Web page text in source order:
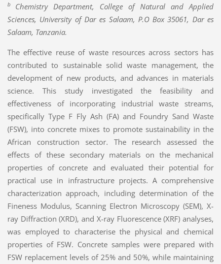
b Chemistry Department, College of Natural and Applied
Sciences, University of Dar es Salaam, P.O Box 35061, Dar es
Salaam, Tanzania.
The effective reuse of waste resources across sectors has
contributed to sustainable solid waste management, the
development of new products, and advances in materials
science. This study investigated the feasibility and
effectiveness of incorporating industrial waste streams,
specifically Type F Fly Ash (FA) and Foundry Sand Waste
(FSW), into concrete mixes to promote sustainability in the
African construction sector. The research assessed the
effects of these secondary materials on the mechanical
properties of concrete and evaluated their potential for
practical use in infrastructure projects. A comprehensive
characterization approach, including determination of the
Fineness Modulus, Scanning Electron Microscopy (SEM), X-
ray Diffraction (XRD), and X-ray Fluorescence (XRF) analyses,
was employed to characterise the physical and chemical
properties of FSW. Concrete samples were prepared with
FSW replacement levels of 25% and 50%, while maintaining